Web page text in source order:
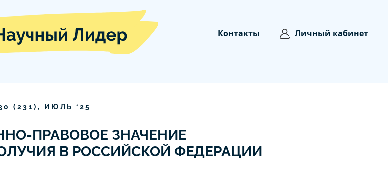
Контакты Личный кабинет
( 231), ИЮЛЬ ‘ 25
ПРАВОВОЕ ЗНАЧЕНИЕ
В РОССИЙСКОЙ ФЕДЕРАЦИИ